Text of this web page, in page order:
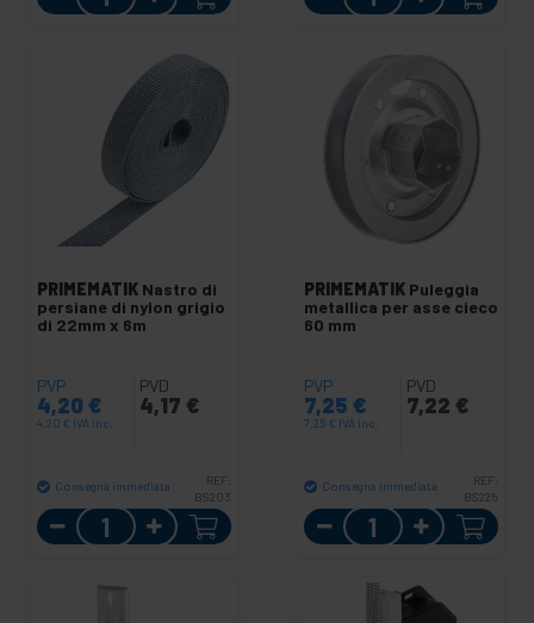
PRIMEMATIK Nastro di
persiane di nylon grigio
di 22mm x 6m
PVP
4,20 €
4,20 € IVA inc.
PVD
4,17 €
Consegna immediata
REF:
BS203
Quantità
PRIMEMATIK Puleggia
metallica per asse cieco
60 mm
PVP
7,25 €
7,25 € IVA inc.
PVD
7,22 €
Consegna immediata
REF:
BS225
Quantità